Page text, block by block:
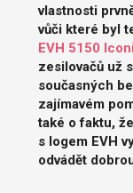
vlastnosti
vůči které byl
EVH 5150
zesilovačů už
současných
zajímavém
také o faktu,
s logem EVH
odvádět